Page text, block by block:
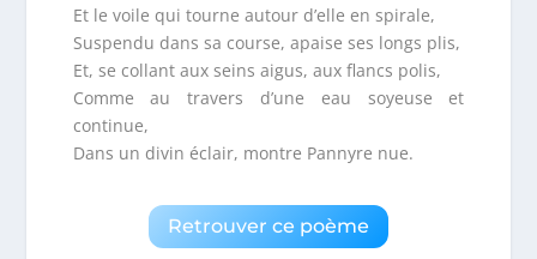
Et le voile qui tourne autour d’elle en spirale,
Suspendu dans sa course, apaise ses longs plis,
Et, se collant aux seins aigus, aux flancs polis,
Comme au travers d’une eau soyeuse et
continue,
Dans un divin éclair, montre Pannyre nue.
Retrouver ce poème